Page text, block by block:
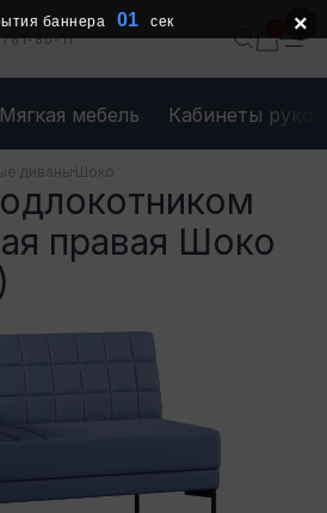
80-11
Мягкая мебель Кабинеты
диваны Шоко
правая Шоко
баннера 01 сек ×